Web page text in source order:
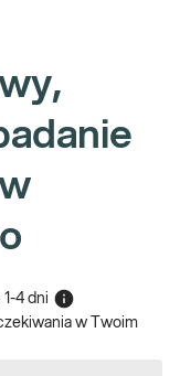
1-4 dni
w Twoim